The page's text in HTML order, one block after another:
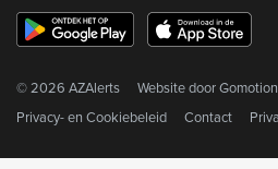
© 2026 AZAlerts Website doorGomotion
Privacy- en Cookiebeleid
Contact